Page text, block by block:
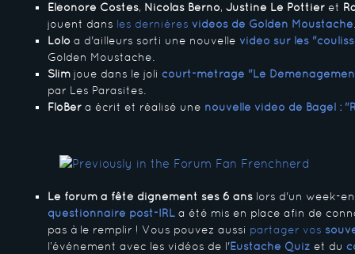
Eléonore Costes, Nicolas Berno, Justine Le Pottier et
jouent dans les dernières vidéos de Golden Moustache.
Lolo a d'ailleurs sorti une nouvelle vidéo sur les
Golden Moustache.
Slim joue dans le joli court-métrage "Le
par Les Parasites.
FloBer a écrit et réalisé une nouvelle vidéo de Bagel :
Le forum a fêté dignement ses 6 ans lors d'un week-
questionnaire post-IRL a été mis en place afin de
pas à le remplir ! Vous pouvez aussi partager vos
l’événement avec les vidéos de l'Eustache Quiz et du